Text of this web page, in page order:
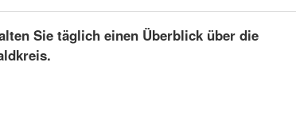
Sie täglich einen Überblick über die